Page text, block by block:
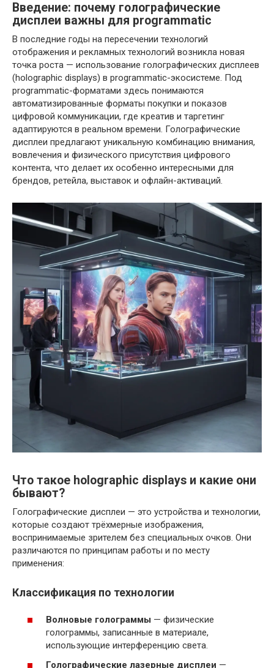
Введение: почему голографические
дисплеи важны для programmatic
В последние годы на пересечении технологий
отображения и рекламных технологий возникла новая
точка роста — использование голографических дисплеев
(holographic displays) в programmatic-экосистеме. Под
programmatic-форматами здесь понимаются
автоматизированные форматы покупки и показов
цифровой коммуникации, где креатив и таргетинг
адаптируются в реальном времени. Голографические
дисплеи предлагают уникальную комбинацию внимания,
вовлечения и физического присутствия цифрового
контента, что делает их особенно интересными для
брендов, ретейла, выставок и офлайн-активаций.
Что такое holographic displays и какие они
бывают?
Голографические дисплеи — это устройства и технологии,
которые создают трёхмерные изображения,
воспринимаемые зрителем без специальных очков. Они
различаются по принципам работы и по месту
применения:
Классификация по технологии
Волновые голограммы — физические
голограммы, записанные в материале,
использующие интерференцию света.
Голографические лазерные дисплеи —